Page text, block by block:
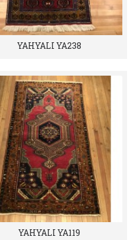
YAHYALI YA238
YAHYALI YA119